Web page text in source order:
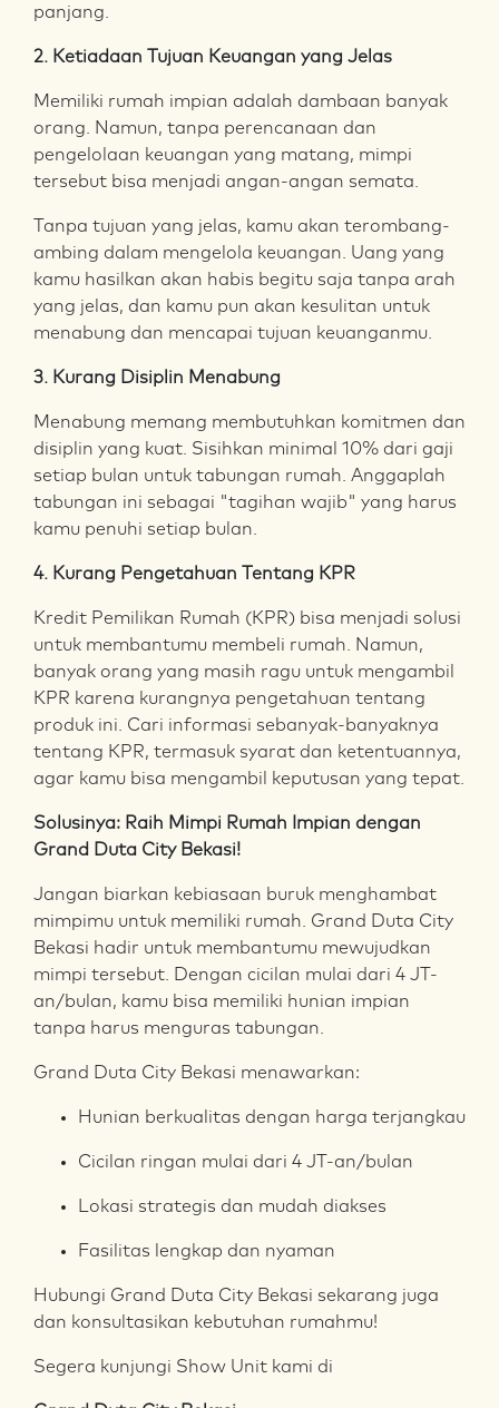
panjang.
2. Ketiadaan Tujuan Keuangan yang Jelas
Memiliki rumah impian adalah dambaan banyak
orang. Namun, tanpa perencanaan dan
pengelolaan keuangan yang matang, mimpi
tersebut bisa menjadi angan-angan semata.
Tanpa tujuan yang jelas, kamu akan terombang-
ambing dalam mengelola keuangan. Uang yang
kamu hasilkan akan habis begitu saja tanpa arah
yang jelas, dan kamu pun akan kesulitan untuk
menabung dan mencapai tujuan keuanganmu.
3. Kurang Disiplin Menabung
Menabung memang membutuhkan komitmen dan
disiplin yang kuat. Sisihkan minimal 10% dari gaji
setiap bulan untuk tabungan rumah. Anggaplah
tabungan ini sebagai "tagihan wajib" yang harus
kamu penuhi setiap bulan.
4. Kurang Pengetahuan Tentang KPR
Kredit Pemilikan Rumah (KPR) bisa menjadi solusi
untuk membantumu membeli rumah. Namun,
banyak orang yang masih ragu untuk mengambil
KPR karena kurangnya pengetahuan tentang
produk ini. Cari informasi sebanyak-banyaknya
tentang KPR, termasuk syarat dan ketentuannya,
agar kamu bisa mengambil keputusan yang tepat.
Solusinya: Raih Mimpi Rumah Impian dengan
Grand Duta City Bekasi!
Jangan biarkan kebiasaan buruk menghambat
mimpimu untuk memiliki rumah. Grand Duta City
Bekasi hadir untuk membantumu mewujudkan
mimpi tersebut. Dengan cicilan mulai dari 4 JT-
an/bulan, kamu bisa memiliki hunian impian
tanpa harus menguras tabungan.
Grand Duta City Bekasi menawarkan:
Hunian berkualitas dengan harga terjangkau
Cicilan ringan mulai dari 4 JT-an/bulan
Lokasi strategis dan mudah diakses
Fasilitas lengkap dan nyaman
Hubungi Grand Duta City Bekasi sekarang juga
dan konsultasikan kebutuhan rumahmu!
Segera kunjungi Show Unit kami di